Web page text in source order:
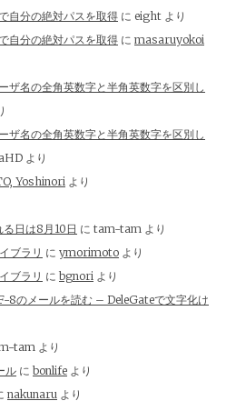
自分の絶対パスを取得 に eight より
自分の絶対パスを取得 に masaruyokoi
ザ名の全角英数字と半角英数字を区別し
ザ名の全角英数字と半角英数字を区別し
より
Yoshinori より
日は8月10日 に tam-tam より
ブラリ に ymorimoto より
ブラリ に bgnori より
8のメールを読む – DeleGateで文字化け
tam より
ル に bonlife より
nakunaru より